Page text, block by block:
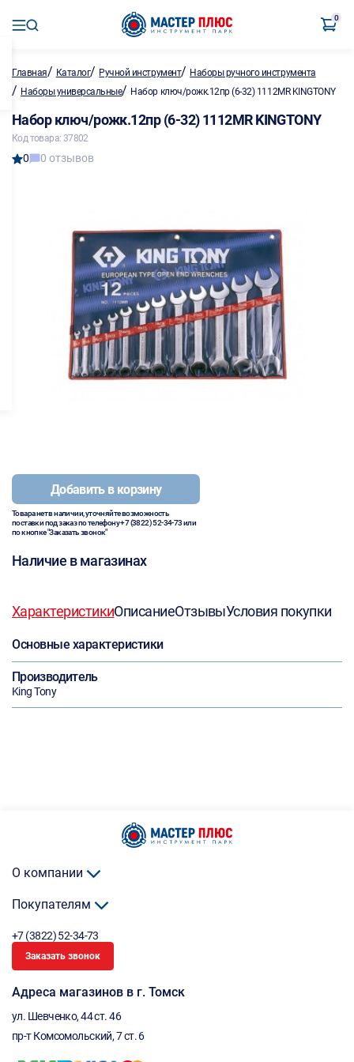
0
Главная/ Каталог/ Ручной инструмент/ Наборы ручного инструмента
/ Наборы универсальные/ Набор ключ/рожк.12пр (6-32) 1112MR KINGTONY
Набор ключ/рожк.12пр (6-32) 1112MR KINGTONY
Код товара: 37802
0 0 отзывов
Добавить в корзину
Товара нет в наличии, уточняйте возможность
поставки под заказ по телефону+7 (3822) 52-34-73или
по кнопке "Заказать звонок"
Наличие в магазинах
ХарактеристикиОписаниеОтзывыУсловия покупки
Основные характеристики
Производитель
King Tony
О компании
Покупателям
+7 (3822) 52-34-73
Заказать звонок
Адреса магазинов в г. Томск
ул. Шевченко, 44 ст. 46
пр-т Комсомольский, 7 ст. 6